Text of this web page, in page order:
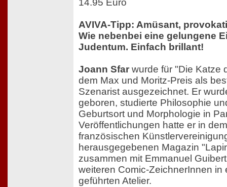
14.95 Euro
AVIVA-Tipp: Amüsant,
Wie nebenbei eine gelungene
Judentum. Einfach brillant!
Joann Sfar wurde für "Die Katze
dem Max und Moritz-Preis als
Szenarist ausgezeichnet. Er
geboren, studierte Philosophie
Geburtsort und Morphologie in
Veröffentlichungen hatte er in
französischen
herausgegebenen Magazin
zusammen mit Emmanuel
weiteren Comic-ZeichnerInnen in
geführten Atelier.